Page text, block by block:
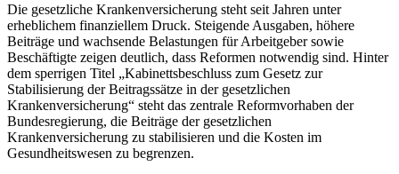
Die gesetzliche Krankenversicherung steht seit Jahren unter
erheblichem finanziellem Druck. Steigende Ausgaben, höhere
Beiträge und wachsende Belastungen für Arbeitgeber sowie
Beschäftigte zeigen deutlich, dass Reformen notwendig sind. Hinter
dem sperrigen Titel „Kabinettsbeschluss zum Gesetz zur
Stabilisierung der Beitragssätze in der gesetzlichen
Krankenversicherung“ steht das zentrale Reformvorhaben der
Bundesregierung, die Beiträge der gesetzlichen
Krankenversicherung zu stabilisieren und die Kosten im
Gesundheitswesen zu begrenzen.